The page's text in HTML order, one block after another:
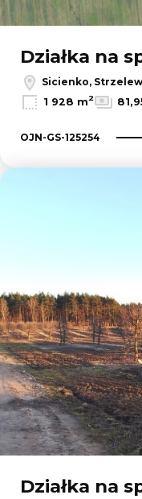
Działka na
Sicienko,
1 928 m2
OJN-GS-125254
Działka na